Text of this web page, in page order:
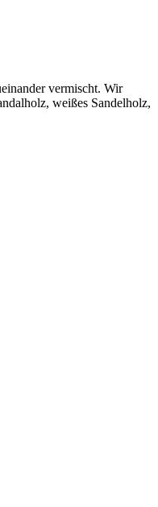
vermischt. Wir
weißes Sandelholz,